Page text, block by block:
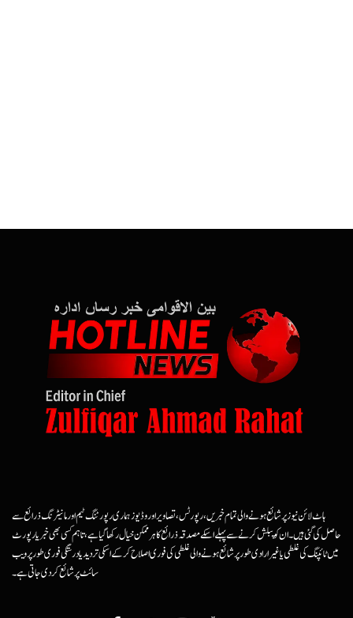
ہاٹ لائن نیوز پر شائع ہونے والی تمام خبریں، رپورٹس، تصاویر اور وڈیوز ہماری رپورٹنگ ٹیم اور مانیٹرنگ ذرائع سے
حاصل کی گئی ہیں۔ ان کو پبلش کرنے سے پہلے اسکے مصدقہ ذرائع کا ہرممکن خیال رکھا گیا ہے، تاہم کسی بھی خبر یا رپورٹ
میں ٹائپنگ کی غلطی یا غیرارادی طور پر شائع ہونے والی غلطی کی فوری اصلاح کرکے اسکی تردید یا درستگی فوری طور پر ویب
سائٹ پر شائع کردی جاتی ہے۔